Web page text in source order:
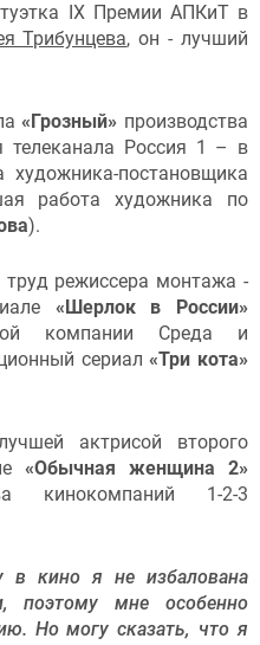
IX Премии АПКиТ в
Трибунцева, он - лучший
«Грозный» производства
телеканала Россия 1 – в
постановщика
работа художника по
).
режиссера монтажа -
«Шерлок в России»
компании Среда и
сериал«Три кота»
актрисой второго
«Обычная женщина 2»
кинокомпаний 1-2-3
в кино я не избалована
поэтому мне особенно
Но могу сказать, что я